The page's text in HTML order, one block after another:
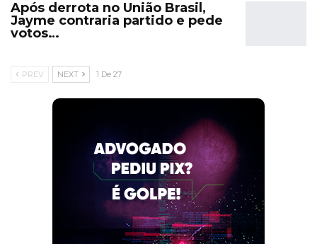
Após derrota no União Brasil,
Jayme contraria partido e pede
votos…
PREV NEXT 1 De 27